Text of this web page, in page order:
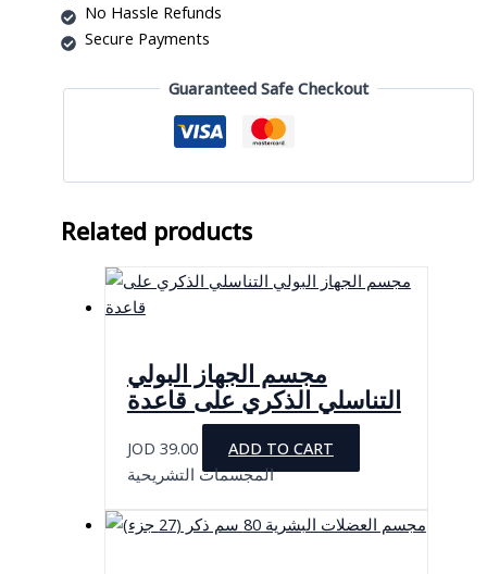
No Hassle Refunds
Secure Payments
Guaranteed Safe Checkout
Related products
مجسم الجهاز البولي
التناسلي الذكري على قاعدة
JOD 39.00
ADD TO CART
المجسمات التشريحية